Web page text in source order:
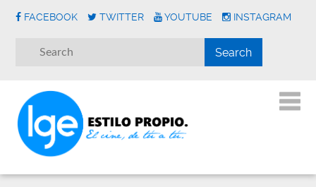
FACEBOOK TWITTER YOUTUBE INSTAGRAM